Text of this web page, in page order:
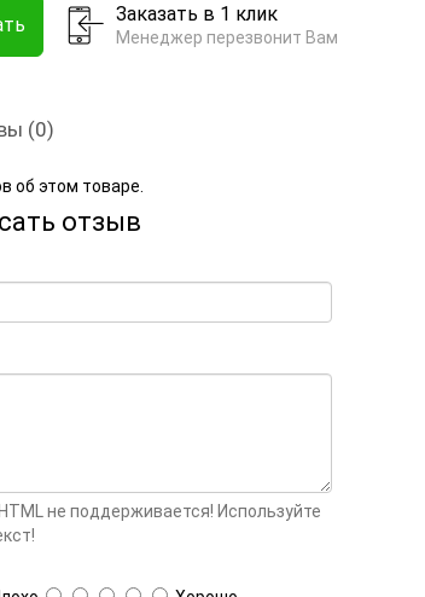
Заказать в 1 клик
Менеджер перезвонит Вам
(0)
об этом товаре.
отзыв
не поддерживается! Используйте